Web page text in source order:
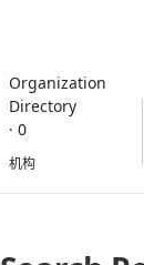
Organization
Directory
· 0
机构